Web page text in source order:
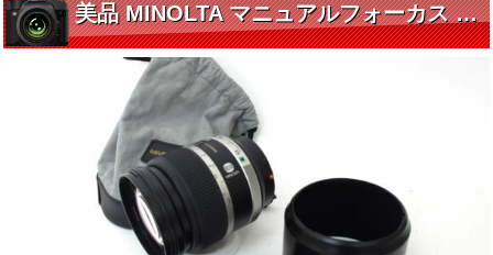
美品 MINOLTA マニュアルフォーカス STF 135mm 1:2.8